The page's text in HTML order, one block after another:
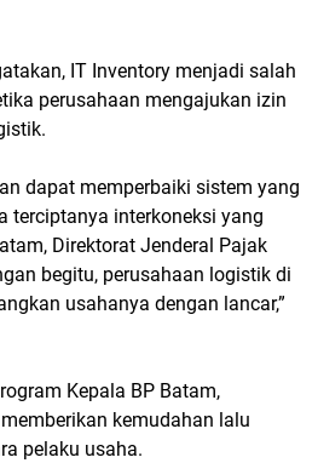
IT Inventory menjadi salah
perusahaan mengajukan izin
dapat memperbaiki sistem yang
terciptanya interkoneksi yang
Direktorat Jenderal Pajak
begitu, perusahaan logistik di
usahanya dengan lancar,”
Kepala BP Batam,
kemudahan lalu
pelaku usaha.